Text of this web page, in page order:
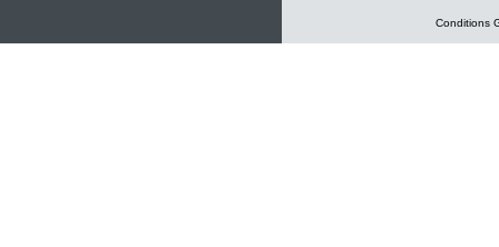
Conditions